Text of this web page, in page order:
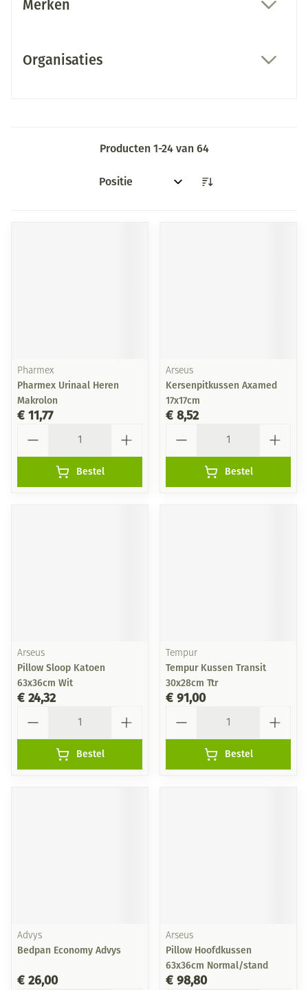
Merken
Organisaties
Producten 1-24van 64
Sorteer op:
Pharmex
Pharmex Urinaal Heren
Makrolon
€ 11,77
Bestel
Arseus
Kersenpitkussen Axamed
17x17cm
€ 8,52
Bestel
Arseus
Pillow Sloop Katoen
63x36cm Wit
€ 24,32
Bestel
Tempur
Tempur Kussen Transit
30x28cm Ttr
€ 91,00
Bestel
Advys
Bedpan Economy Advys
€ 26,00
Arseus
Pillow Hoofdkussen
63x36cm Normal/stand
€ 98,80